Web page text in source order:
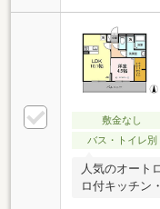
敷金なし
バス・トイレ別
人気のオート
ロ付キッチン